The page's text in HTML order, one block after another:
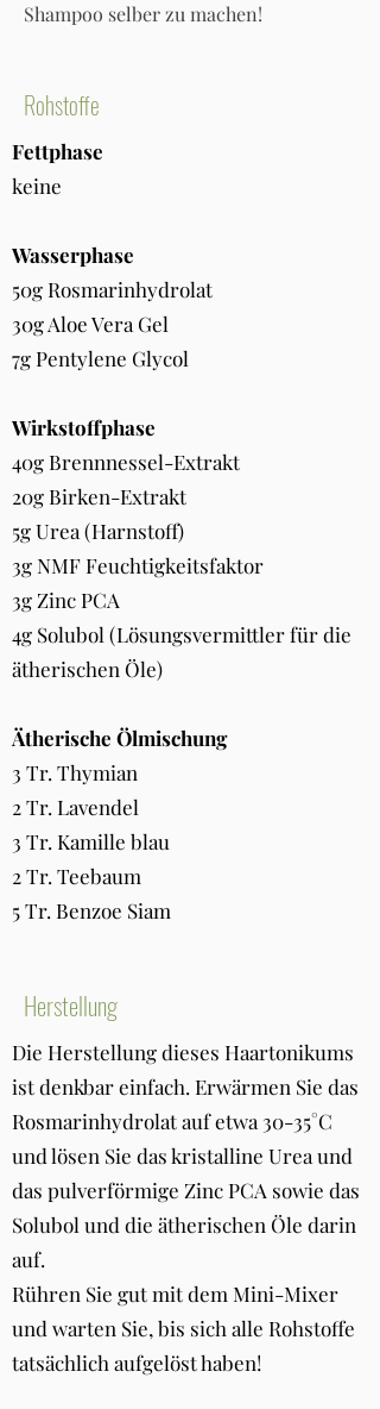
Shampoo selber zu machen!
Rohstoffe
Fettphase
keine
Wasserphase
50g Rosmarinhydrolat
30g Aloe Vera Gel
7g Pentylene Glycol
Wirkstoffphase
40g Brennnessel-Extrakt
20g Birken-Extrakt
5g Urea (Harnstoff)
3g NMF Feuchtigkeitsfaktor
3g Zinc PCA
4g Solubol (Lösungsvermittler für die
ätherischen Öle)
Ätherische Ölmischung
3 Tr. Thymian
2 Tr. Lavendel
3 Tr. Kamille blau
2 Tr. Teebaum
5 Tr. Benzoe Siam
Herstellung
Die Herstellung dieses Haartonikums
ist denkbar einfach. Erwärmen Sie das
Rosmarinhydrolat auf etwa 30-35°C
und lösen Sie das kristalline Urea und
das pulverförmige Zinc PCA sowie das
Solubol und die ätherischen Öle darin
auf.
Rühren Sie gut mit dem Mini-Mixer
und warten Sie, bis sich alle Rohstoffe
tatsächlich aufgelöst haben!